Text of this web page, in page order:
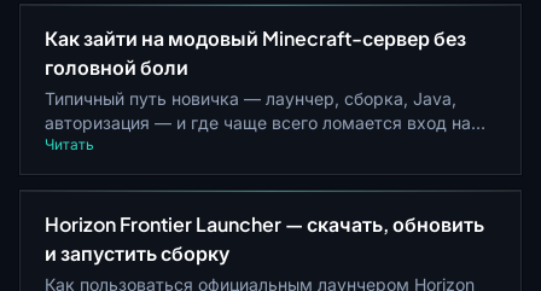
Как зайти на модовый Minecraft-сервер без
головной боли
Типичный путь новичка — лаунчер, сборка, Java,
авторизация — и где чаще всего ломается вход на
Fabric/модовые сервера
Читать
Horizon Frontier Launcher — скачать, обновить
и запустить сборку
Как пользоваться официальным лаунчером Horizon